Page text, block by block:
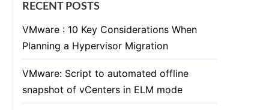
RECENT POSTS
VMware : 10 Key Considerations When
Planning a Hypervisor Migration
VMware: Script to automated offline
snapshot of vCenters in ELM mode